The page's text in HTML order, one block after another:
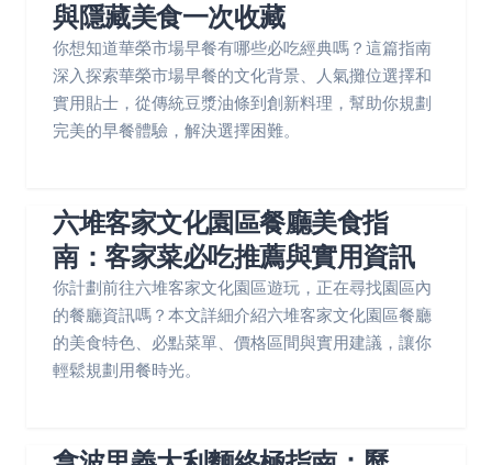
與隱藏美食一次收藏
你想知道華榮市場早餐有哪些必吃經典嗎？這篇指南
深入探索華榮市場早餐的文化背景、人氣攤位選擇和
實用貼士，從傳統豆漿油條到創新料理，幫助你規劃
完美的早餐體驗，解決選擇困難。
六堆客家文化園區餐廳美食指
南：客家菜必吃推薦與實用資訊
你計劃前往六堆客家文化園區遊玩，正在尋找園區內
的餐廳資訊嗎？本文詳細介紹六堆客家文化園區餐廳
的美食特色、必點菜單、價格區間與實用建議，讓你
輕鬆規劃用餐時光。